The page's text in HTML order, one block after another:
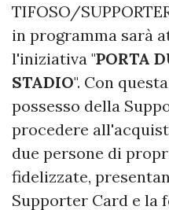
TIFOSO/
in programma sarà
l'iniziativa "PORTA
STADIO". Con
possesso della
procedere
due persone di
fidelizzate,
Supporter Card e la